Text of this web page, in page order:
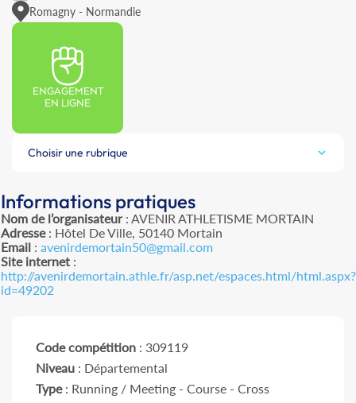
Romagny - Normandie
ENGAGEMENT
EN LIGNE
Choisir une rubrique
Informations pratiques
Nom de l’organisateur: AVENIR ATHLETISME MORTAIN
Adresse: Hôtel De Ville, 50140 Mortain
Email: avenirdemortain50@gmail.com
Site internet:
http://avenirdemortain.athle.fr/asp.net/espaces.html/html.aspx?
id=49202
Code compétition : 309119
Niveau : Départemental
Type: Running / Meeting - Course - Cross